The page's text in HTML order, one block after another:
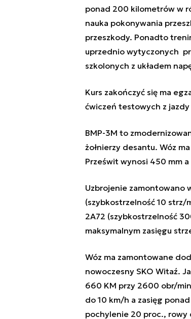
ponad 200 kilometrów w
nauka pokonywania
przeszkody. Ponadto
uprzednio wytyczonych
szkolonych z układem
Kurs zakończyć się ma
ćwiczeń testowych z
BMP-3M to
żołnierzy desantu. Wóz
Prześwit wynosi 450 mm
Uzbrojenie zamontowano
(szybkostrzelność 10
2A72 (szybkostrzelność
maksymalnym zasięgu
Wóz ma zamontowane
nowoczesny SKO Witaź.
660 KM przy 2600 obr/
do 10 km/h a zasięg
pochylenie 20 proc., rowy